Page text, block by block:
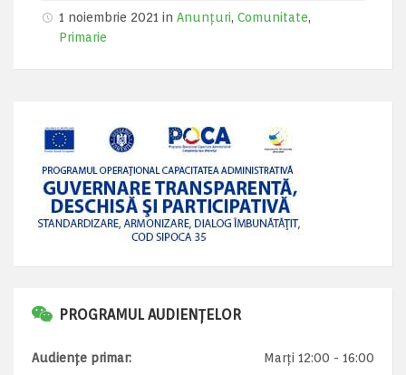
1 noiembrie 2021 in Anunțuri, Comunitate,
Primarie
PROGRAMUL AUDIENȚELOR
Audiențe primar:
Marți 12:00 - 16:00